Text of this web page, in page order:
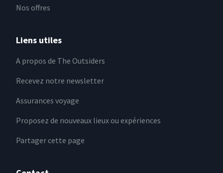
Nos offres
Liens utiles
A propos de The Outsiders
Recevez notre newsletter
Assurances voyage
Proposez de nouveaux lieux ou expériences
Partager cette page